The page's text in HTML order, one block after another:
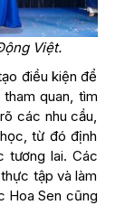
Việt.
điều kiện để
quan, tìm
các nhu cầu,
từ đó định
tương lai. Các
tập và làm
Hoa Sen cũng